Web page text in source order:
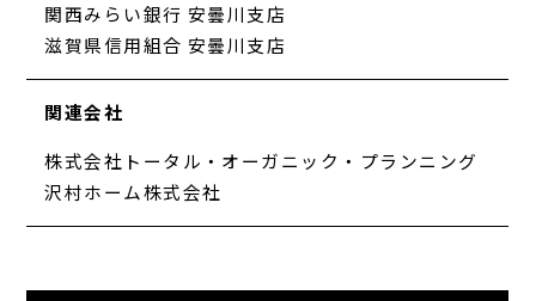
関西みらい銀行 安曇川支店
滋賀県信用組合 安曇川支店
関連会社
株式会社トータル・オーガニック・プランニング
沢村ホーム株式会社